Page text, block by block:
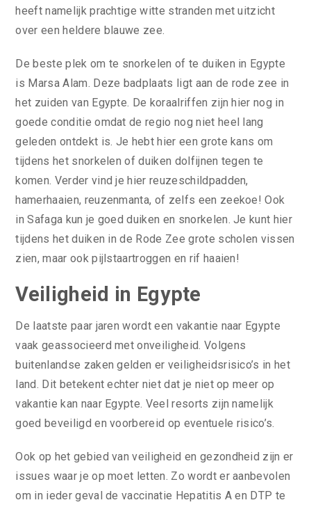
heeft namelijk prachtige witte stranden met uitzicht
over een heldere blauwe zee.
De beste plek om te snorkelen of te duiken in Egypte
is Marsa Alam. Deze badplaats ligt aan de rode zee in
het zuiden van Egypte. De koraalriffen zijn hier nog in
goede conditie omdat de regio nog niet heel lang
geleden ontdekt is. Je hebt hier een grote kans om
tijdens het snorkelen of duiken dolfijnen tegen te
komen. Verder vind je hier reuzeschildpadden,
hamerhaaien, reuzenmanta, of zelfs een zeekoe! Ook
in Safaga kun je goed duiken en snorkelen. Je kunt hier
tijdens het duiken in de Rode Zee grote scholen vissen
zien, maar ook pijlstaartroggen en rif haaien!
Veiligheid in Egypte
De laatste paar jaren wordt een vakantie naar Egypte
vaak geassocieerd met onveiligheid. Volgens
buitenlandse zaken gelden er veiligheidsrisico’s in het
land. Dit betekent echter niet dat je niet op meer op
vakantie kan naar Egypte. Veel resorts zijn namelijk
goed beveiligd en voorbereid op eventuele risico’s.
Ook op het gebied van veiligheid en gezondheid zijn er
issues waar je op moet letten. Zo wordt er aanbevolen
om in ieder geval de vaccinatie Hepatitis A en DTP te